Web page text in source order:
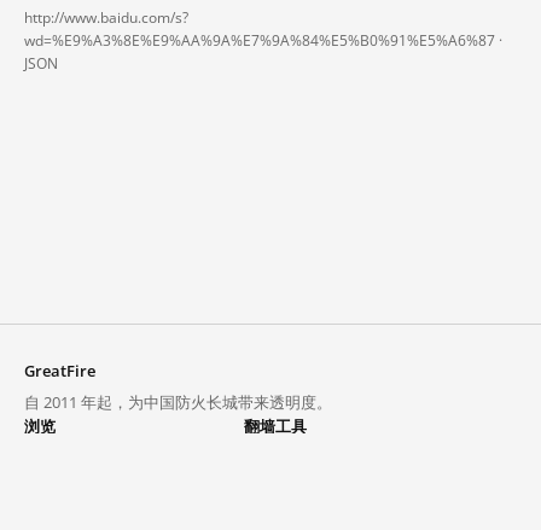
http://www.baidu.com/s?
wd=%E9%A3%8E%E9%AA%9A%E7%9A%84%E5%B0%91%E5%A6%87 ·
JSON
GreatFire
自 2011 年起，为中国防火长城带来透明度。
浏览
翻墙工具